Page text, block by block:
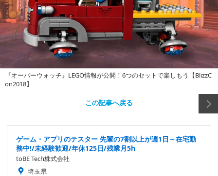
『オーバーウォッチ』LEGO情報が公開！6つのセットで楽しもう【BlizzC
on2018】
この記事へ戻る
ゲーム・アプリのテスター 先輩の7割以上が週1日～在宅勤
務中!/未経験歓迎/年休125日/残業月5h
toBE Tech株式会社
埼玉県